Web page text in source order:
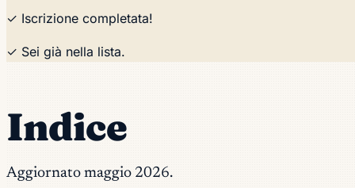
✓ Iscrizione completata!
✓ Sei già nella lista.
Indice
Aggiornato maggio 2026.